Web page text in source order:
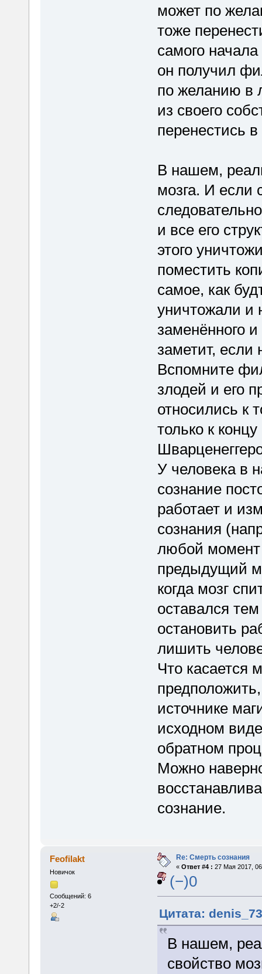
может по
тоже
самого
он получил
по желанию в
из своего
перенестись
В нашем,
мозга. И если
и все его
этого
поместить
самое, как
уничтожали и
заменённого и
заметит, если
Вспомните
злодей и его
относились к
только к
У человека в
сознание
работает и
сознания
любой
предыдущий
когда мозг
оставался
остановить
лишить
Что касается
источнике
исходном
обратном
Можно
сознание.
Feofilakt
Новичок
Сообщений: 6
+2/-2
Re: Смерть сознания
« Ответ #4 : 27 Мая 2017,
(−)0
Цитата:
В нашем,
свойство